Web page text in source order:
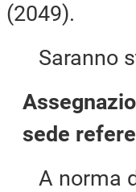
(2049).
Saranno
sede
A norma